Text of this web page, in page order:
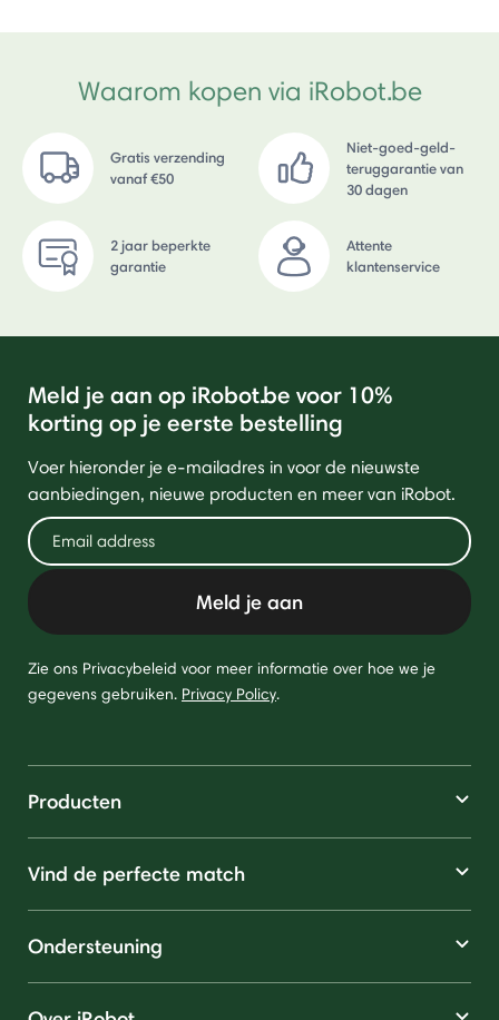
Waarom kopen via iRobot.be
Gratis verzending
vanaf €50
Niet-goed-geld-
teruggarantie van
30 dagen
2 jaar beperkte
garantie
Attente
klantenservice
Meld je aan op iRobot.be voor 10%
korting op je eerste bestelling
Voer hieronder je e-mailadres in voor de nieuwste
aanbiedingen, nieuwe producten en meer van iRobot.
Meld je aan
Zie ons Privacybeleid voor meer informatie over hoe we je
gegevens gebruiken. Privacy Policy.
Producten
Vind de perfecte match
Ondersteuning